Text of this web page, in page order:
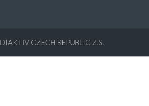
DIAKTIV CZECH REPUBLIC Z.S.